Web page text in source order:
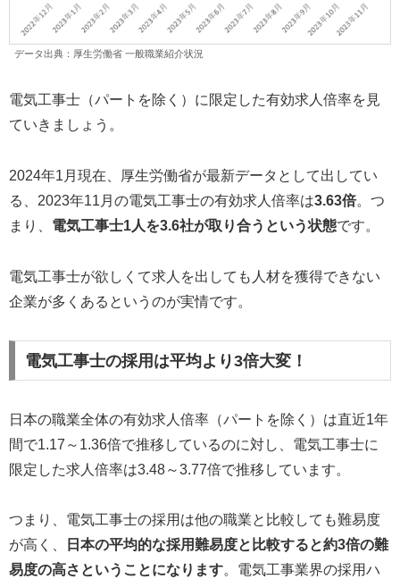
データ出典：厚生労働省 一般職業紹介状況
電気工事士（パートを除く）に限定した有効求人倍率を見
ていきましょう。
2024年1月現在、厚生労働省が最新データとして出してい
る、2023年11月の電気工事士の有効求人倍率は3.63倍。つ
まり、 電気工事士1人を3.6社が取り合うという状態です。
電気工事士が欲しくて求人を出しても人材を獲得できない
企業が多くあるというのが実情です。
電気工事士の採用は平均より3倍大変！
日本の職業全体の有効求人倍率（パートを除く）は直近1年
間で1.17～1.36倍で推移しているのに対し、電気工事士に
限定した求人倍率は3.48～3.77倍で推移しています。
つまり、電気工事士の採用は他の職業と比較しても難易度
が高く、
日本の平均的な採用難易度と比較すると約3倍の難
易度の高さということになります。電気工事業界の採用ハ